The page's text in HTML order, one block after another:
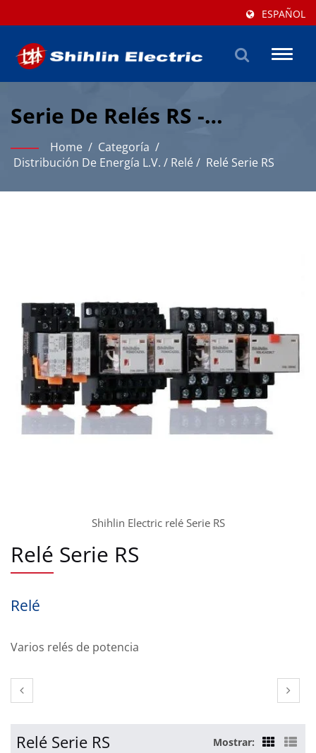
ESPAÑOL
Toggle
Serie De Relés RS -
Soluciones De Relé De
Potencia Confiables
Home / Categoría /
Distribución De Energía L.V. / Relé/ Relé Serie RS
Shihlin Electric relé Serie RS
Relé Serie RS
Relé
Varios relés de potencia
Relé Serie RS Mostrar: